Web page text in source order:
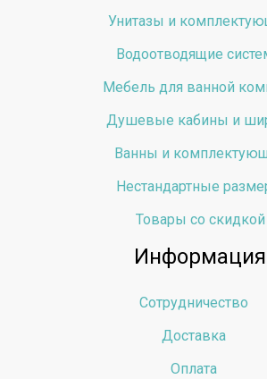
Унитазы и
Водоотводящие
Мебель для ванной
Душевые кабины и
Ванны и
Нестандартные
Товары со скидкой
Информация
Сотрудничество
Доставка
Оплата